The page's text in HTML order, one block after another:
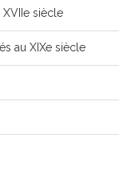
siècle
au XIXe siècle